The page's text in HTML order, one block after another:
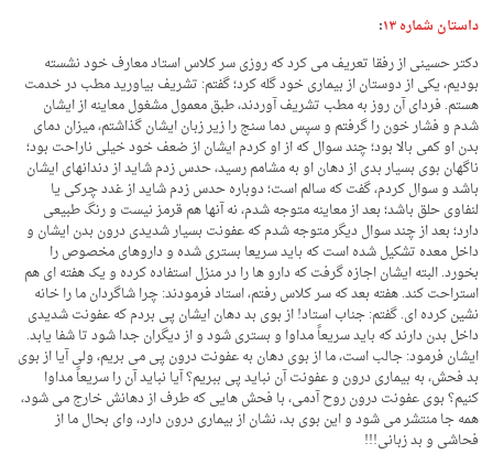
داستان شماره ۱۳ :
دکتر حسینی از رفقا تعریف می کرد که روزی سر کلاس استاد معارف خود نشسته
بودیم، یکی از دوستان از بیماری خود گله کرد؛ گفتم: تشریف بیاورید مطب در خدمت
هستم. فردای آن روز به مطب تشریف آوردند، طبق معمول مشغول معاینه از ایشان
شدم و فشار خون را گرفتم و سپس دما سنج را زیر زبان ایشان گذاشتم، میزان دمای
بدن او کمی بالا بود؛ چند سوال که از او کردم ایشان از ضعف خود خیلی ناراحت بود؛
ناگهان بوی بسیار بدی از دهان او به مشامم رسید، حدس زدم شاید از دندانهای ایشان
باشد و سوال کردم، گفت که سالم است؛ دوباره حدس زدم شاید از غدد چرکی یا
لنفاوی حلق باشد؛ بعد از معاینه متوجه شدم، نه آنها هم قرمز نیست و رنگ طبیعی
دارد؛ بعد از چند سوال دیگر متوجه شدم که عفونت بسیار شدیدی درون بدن ایشان و
داخل معده تشکیل شده است که باید سریعا بستری شده و داروهای مخصوص را
بخورد. البته ایشان اجازه گرفت که دارو ها را در منزل استفاده کرده و یک هفته ای هم
استراحت کند. هفته بعد که سر کلاس رفتم، استاد فرمودند: چرا شاگردان ما را خانه
نشین کرده ای. گفتم: جناب استاد! از بوی بد دهان ایشان پی بردم که عفونت شدیدی
داخل بدن دارند که باید سریعاً مداوا و بستری شود و از دیگران جدا شود تا شفا یابد.
ایشان فرمود: جالب است، ما از بوی دهان به عفونت درون پی می بریم، ولی آیا از بوی
بد فحش، به بیماری درون و عفونت آن نباید پی ببریم؟ آیا نباید آن را سریعاً مداوا
کنیم؟ بوی عفونت درون روح آدمی، با فحش هایی که طرف از دهانش خارج می شود،
همه جا منتشر می شود و این بوی بد، نشان از بیماری درون دارد، وای بحال ما از
فحاشی و بد زبانی!!!